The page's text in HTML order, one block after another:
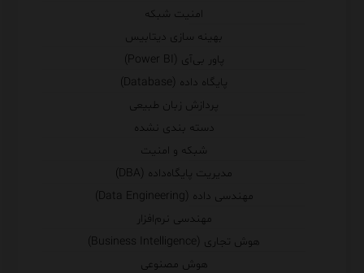
امنیت شبکه
بهینه سازی دیتابیس
پاور بی‌آی (Power BI)
پایگاه داده (Database)
پردازش زبان طبیعی
دسته بندی نشده
شبکه و امنیت
مدیریت پایگاه‌داده (DBA)
مهندسی داده (Data Engineering)
مهندسی نرم‌افزار
هوش تجاری (Business Intelligence)
هوش مصنوعی